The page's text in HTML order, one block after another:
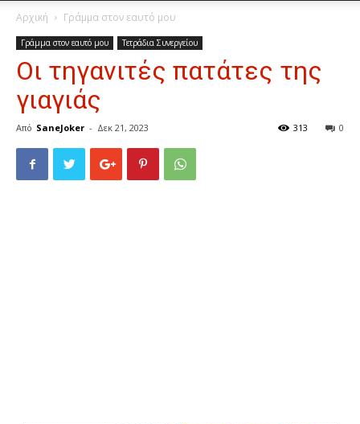
Αρχική Γράμμα στον εαυτό μου
Γράμμα στον εαυτό μου Τετράδια Συνεργείου
Οι τηγανιτές πατάτες της
γιαγιάς
Από SaneJoker - Δεκ 21, 2023 0
313